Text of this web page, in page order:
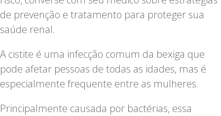
de prevenção e tratamento para proteger sua
saúde renal.
A cistite é uma infecção comum da bexiga que
pode afetar pessoas de todas as idades, mas é
especialmente frequente entre as mulheres.
Principalmente causada por bactérias, essa